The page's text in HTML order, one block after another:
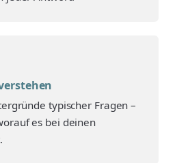
typischer Fragen –
es bei deinen